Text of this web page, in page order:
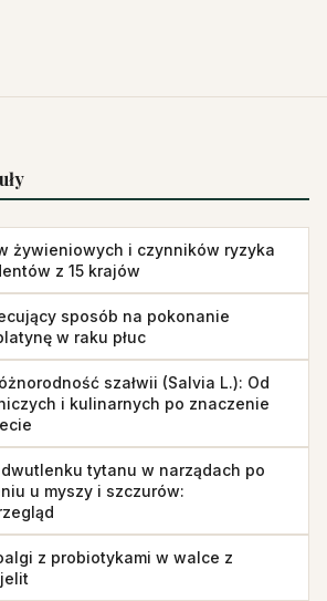
żywieniowych i czynników ryzyka
z 15 krajów
sposób na pokonanie
w raku płuc
szałwii (Salvia L.): Od
i kulinarnych po znaczenie
tytanu w narządach po
u myszy i szczurów:
z probiotykami w walce z